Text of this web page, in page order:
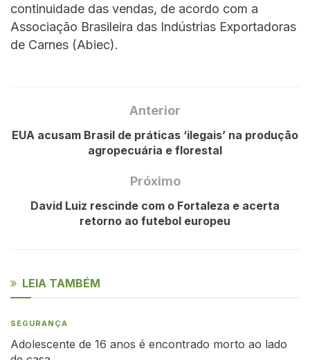
continuidade das vendas, de acordo com a
Associação Brasileira das Indústrias Exportadoras
de Carnes (Abiec).
Anterior
EUA acusam Brasil de práticas ‘ilegais’ na produção
agropecuária e florestal
Próximo
David Luiz rescinde com o Fortaleza e acerta
retorno ao futebol europeu
LEIA TAMBÉM
SEGURANÇA
Adolescente de 16 anos é encontrado morto ao lado